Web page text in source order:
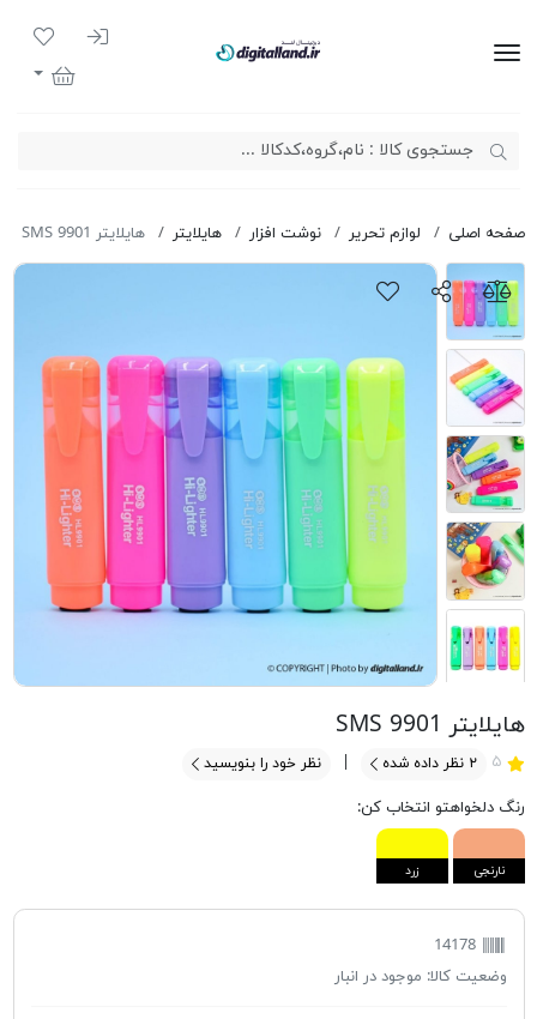
ورود به
لیست
سبد خرید
صفحه اصلی لوازم تحریر نوشت افزار هایلایتر هایلایتر SMS 9901
هایلایتر SMS 9901
۵ ۲ نظر داده شده نظر خود را بنویسید
رنگ دلخواهتو انتخاب کن:
نارنجی زرد
14178
وضعیت کالا: موجود در انبار